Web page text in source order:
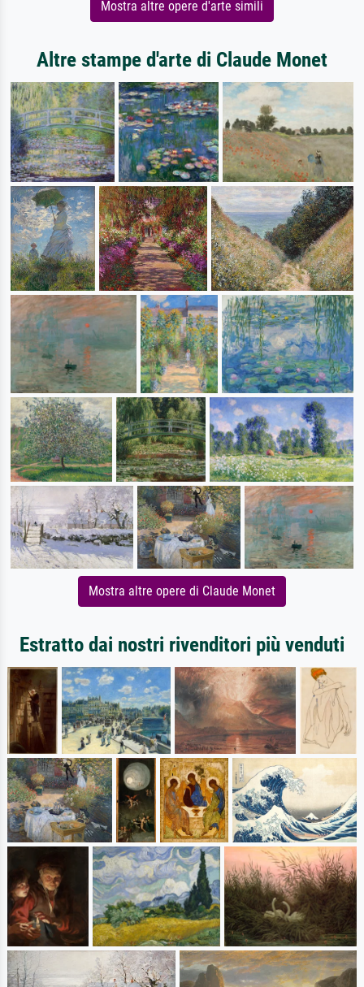
Mostra altre opere d'arte simili
Altre stampe d'arte di Claude Monet
Mostra altre opere di Claude Monet
Estratto dai nostri rivenditori più venduti